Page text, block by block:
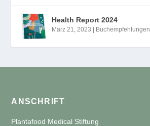
Health Report 2024
März 21, 2023 | Buchempfehlungen
ANSCHRIFT
Plantafood Medical Stiftung